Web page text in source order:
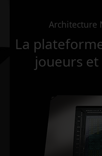
Architecture
La
joueurs